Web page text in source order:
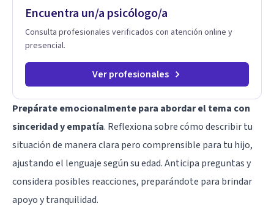
Encuentra un/a psicólogo/a
Consulta profesionales verificados con atención online y
presencial.
Ver profesionales
Prepárate emocionalmente para abordar el tema con
sinceridad y empatía. Reflexiona sobre cómo describir tu
situación de manera clara pero comprensible para tu hijo,
ajustando el lenguaje según su edad. Anticipa preguntas y
considera posibles reacciones, preparándote para brindar
apoyo y tranquilidad.